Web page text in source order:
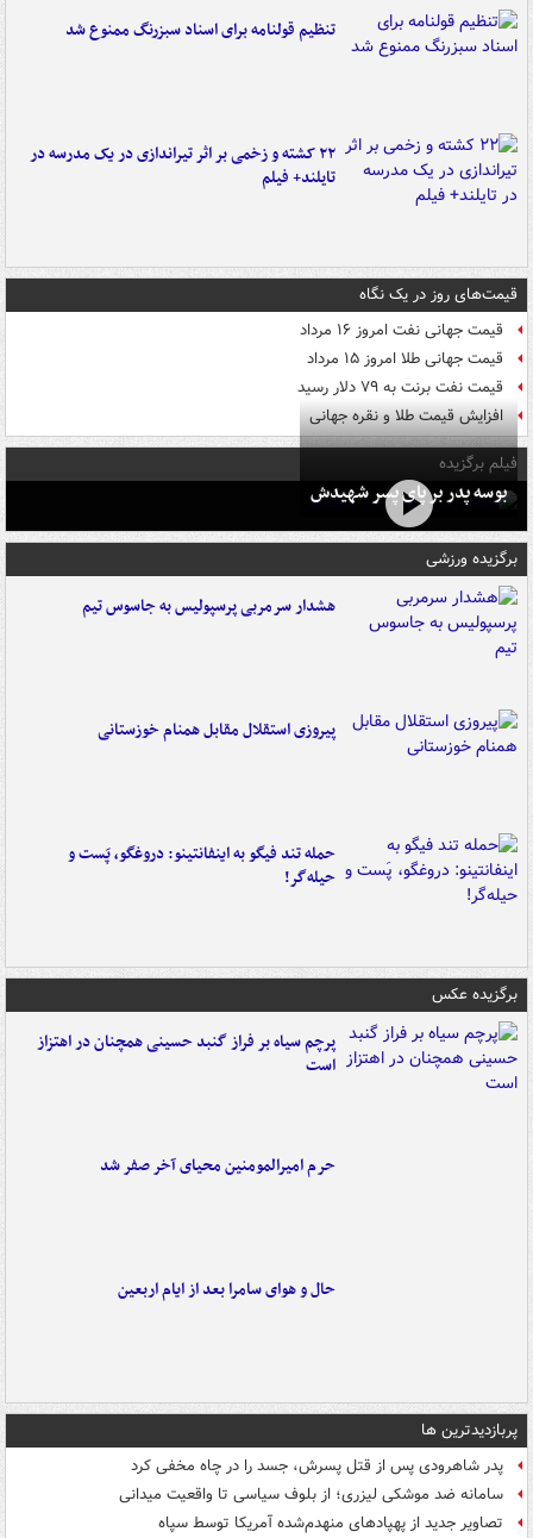
تنظیم قولنامه برای اسناد سبزرنگ ممنوع شد
۲۲ کشته و زخمی بر اثر تیراندازی در یک مدرسه در
تایلند+ فیلم
قیمت‌های روز در یک نگاه
قیمت جهانی نفت امروز ۱۶ مرداد
قیمت جهانی طلا امروز ۱۵ مرداد
قیمت نفت برنت به ۷۹ دلار رسید
افزایش قیمت طلا و نقره جهانی
فیلم برگزیده
بوسه‌ پدر بر پای پسر شهیدش
برگزیده ورزشی
هشدار سرمربی پرسپولیس به جاسوس تیم
پیروزی استقلال مقابل همنام خوزستانی
حمله تند فیگو به اینفانتینو: دروغگو، پَست‌ و
حیله‌گر!
برگزیده عکس
پرچم سیاه بر فراز گنبد حسینی همچنان در اهتزاز
است
حرم امیرالمومنین محیای آخر صفر شد
حال و هوای سامرا بعد از ایام اربعین
پربازدیدترین ها
پدر شاهرودی پس از قتل پسرش، جسد را در چاه مخفی کرد
سامانه ضد موشکی لیزری؛ از بلوف سیاسی تا واقعیت میدانی
تصاویر جدید از پهپادهای منهدم‌شده آمریکا توسط سپاه